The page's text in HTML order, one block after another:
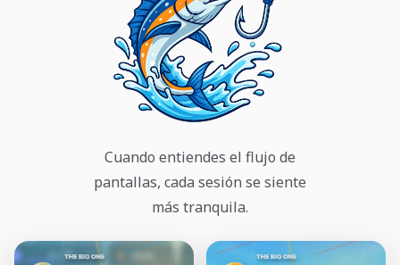
Cuando entiendes el flujo de
pantallas, cada sesión se siente
más tranquila.